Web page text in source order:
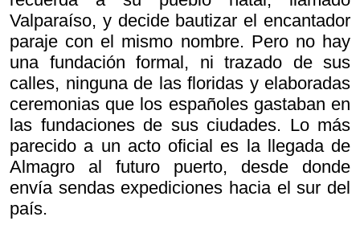
Valparaíso, y decide bautizar el encantador
paraje con el mismo nombre. Pero no hay
una fundación formal, ni trazado de sus
calles, ninguna de las floridas y elaboradas
ceremonias que los españoles gastaban en
las fundaciones de sus ciudades. Lo más
parecido a un acto oficial es la llegada de
Almagro al futuro puerto, desde donde
envía sendas expediciones hacia el sur del
país.